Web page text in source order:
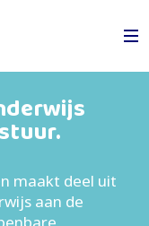
maakt deel uit
aan de